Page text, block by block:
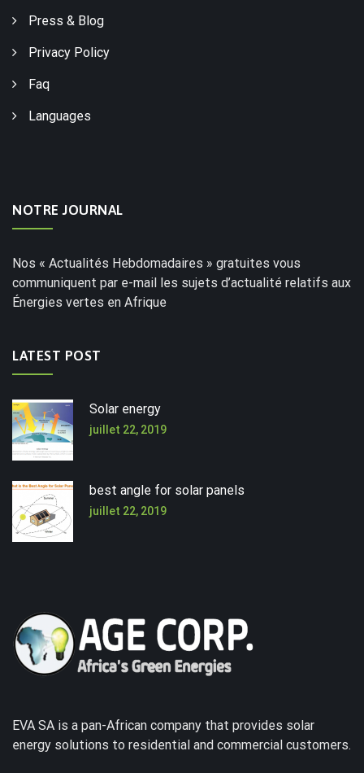
Press & Blog
Privacy Policy
Faq
Languages
NOTRE JOURNAL
Nos « Actualités Hebdomadaires » gratuites vous
communiquent par e-mail les sujets d’actualité relatifs aux
Énergies vertes en Afrique
LATEST POST
Solar energy
juillet 22, 2019
best angle for solar panels
juillet 22, 2019
EVA SA is a pan-African company that provides solar
energy solutions to residential and commercial customers.